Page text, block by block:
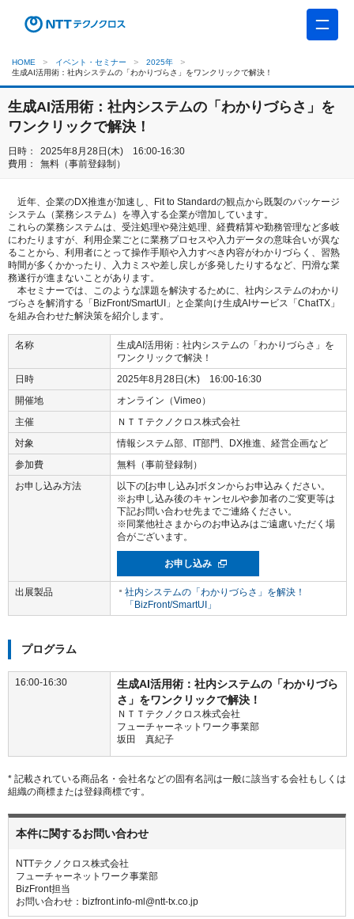
HOME イベント・セミナー
2025年
生成AI活用術：社内システムの「わかりづらさ」をワンクリックで解決！
生成AI活用術：社内システムの「わかりづらさ」を
ワンクリックで解決！
日時：
2025年8月28日(木) 16:00-16:30
費用：
無料（事前登録制）
近年、企業のDX推進が加速し、 Fit to Standardの観点から既製のパッケージ
システム（業務システム）を導入する企業が増加しています。
これらの業務システムは、受注処理や発注処理、経費精算や勤務管理など多岐
にわたりますが、利用企業ごとに業務プロセスや入力データの意味合いが異な
ることから、利用者にとって操作手順や入力すべき内容がわかりづらく、習熟
時間が多くかかったり、入力ミスや差し戻しが多発したりするなど、円滑な業
務遂行が進まないことがあります。
本セミナーでは、このような課題を解決するために、社内システムのわかり
づらさを解消する「 BizFront/SmartUI 」と企業向け生成AI サービス「 ChatTX 」
を組み合わせた解決策を紹介します。
名称
生成AI活用術：社内システムの「わかりづらさ」を
ワンクリックで解決！
日時
2025年8月28日(木) 16:00-16:30
開催地
オンライン（Vimeo）
主催
ＮＴＴテクノクロス株式会社
対象
情報システム部、IT部門、DX推進、経営企画など
参加費
無料（事前登録制）
お申し込み方法
以下の[お申し込み]ボタンからお申込みください。
※お申し込み後のキャンセルや参加者のご変更等は
下記お問い合わせ先までご連絡ください。
※同業他社さまからのお申込みはご遠慮いただく場
合がございます。
お申し込み
出展製品
社内システムの「わかりづらさ」を解決！
「BizFront/SmartUI」
プログラム
16:00-16:30
生成AI活用術：社内システムの「わかりづら
さ」をワンクリックで解決！
ＮＴＴテクノクロス株式会社
フューチャーネットワーク事業部
坂田 真紀子
* 記載されている商品名・会社名などの固有名詞は一般に該当する会社もしくは
組織の商標または登録商標です。
本件に関するお問い合わせ
NTTテクノクロス株式会社
フューチャーネットワーク事業部
BizFront担当
お問い合わせ：bizfront.info-ml@ntt-tx.co.jp